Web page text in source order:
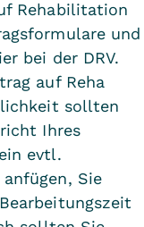
an, die
ganztägig
Rehabilitation
und
bei der DRV.
auf Reha
sollten
Ihres
evtl.
Sie